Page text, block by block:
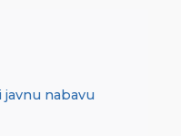
javnu nabavu